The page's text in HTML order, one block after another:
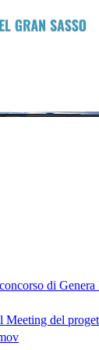
di
Meeting del